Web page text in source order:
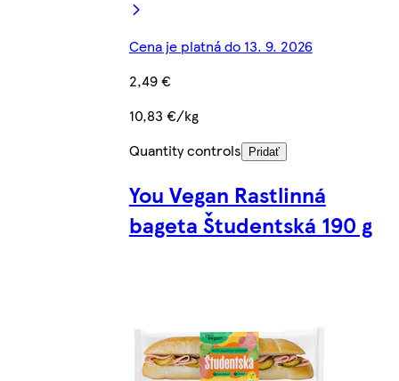
Cena je platná do 13. 9. 2026
2,49 €
10,83 €/kg
Quantity controls
Pridať
You Vegan Rastlinná
bageta Študentská 190 g